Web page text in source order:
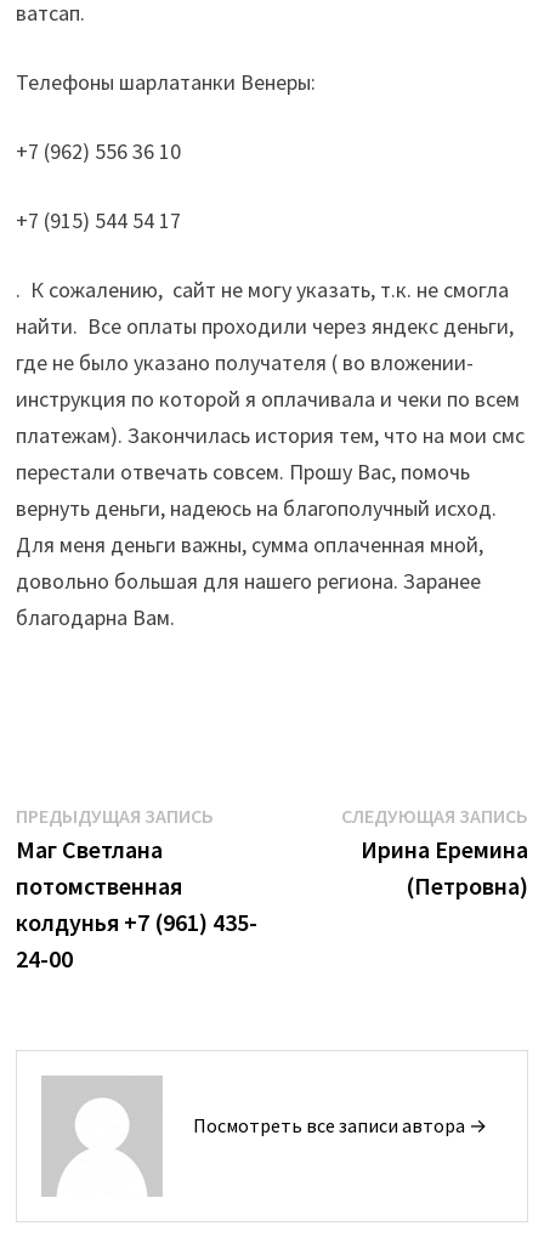
ватсап.
Телефоны шарлатанки Венеры:
+7 (962) 556 36 10
+7 (915) 544 54 17
. К сожалению, сайт не могу указать, т.к. не смогла
найти. Все оплаты проходили через яндекс деньги,
где не было указано получателя ( во вложении-
инструкция по которой я оплачивала и чеки по всем
платежам). Закончилась история тем, что на мои смс
перестали отвечать совсем. Прошу Вас, помочь
вернуть деньги, надеюсь на благополучный исход.
Для меня деньги важны, сумма оплаченная мной,
довольно большая для нашего региона. Заранее
благодарна Вам.
Навигация
по
записям
ПРЕДЫДУЩАЯ ЗАПИСЬПредыдущая
Маг Светлана
потомственная
колдунья +7 (961) 435-
24-00
СЛЕДУЮЩАЯ ЗАПИСЬ
Ирина Еремина
(Петровна)
Посмотреть все записи автора →